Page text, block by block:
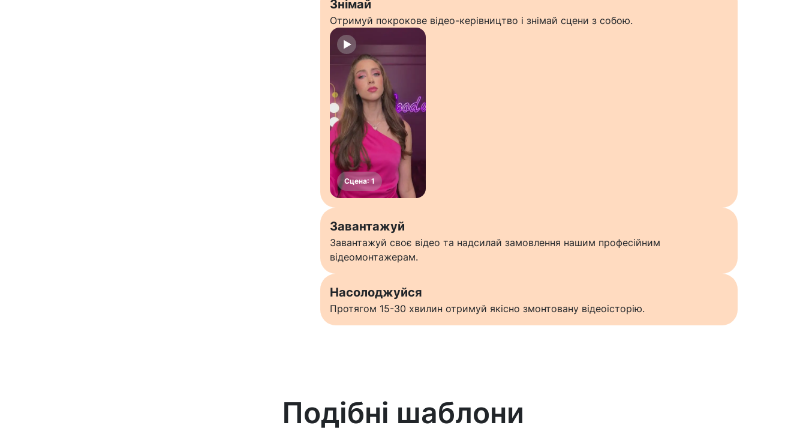
Знімай
Отримуй покрокове відео-керівництво і знімай сцени з собою.
Завантажуй
Завантажуй своє відео та надсилай замовлення нашим професійним
відеомонтажерам.
Насолоджуйся
Протягом 15-30 хвилин отримуй якісно змонтовану відеоісторію.
Подібні шаблони